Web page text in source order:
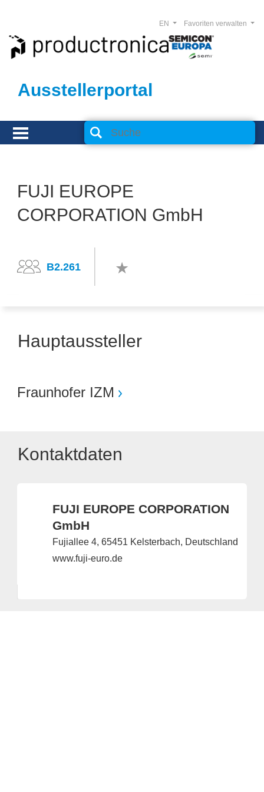
Ausstellerportal
Favoriten verwalten
EN
FUJI EUROPE
CORPORATION GmbH
B2.261
Hauptaussteller
Fraunhofer IZM
Kontaktdaten
FUJI EUROPE CORPORATION
GmbH
Fujiallee 4, 65451 Kelsterbach, Deutschland
www.fuji-euro.de